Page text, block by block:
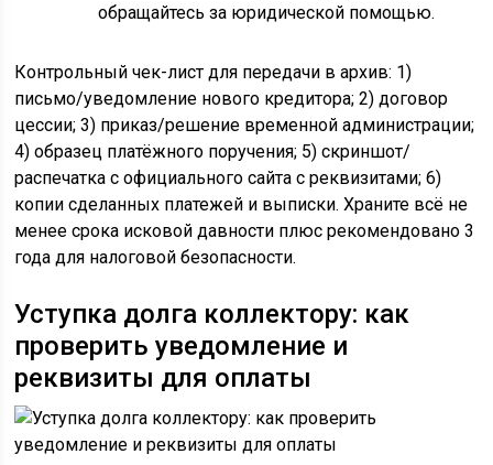
обращайтесь за юридической помощью.
Контрольный чек-лист для передачи в архив: 1)
письмо/уведомление нового кредитора; 2) договор
цессии; 3) приказ/решение временной администрации;
4) образец платёжного поручения; 5) скриншот/
распечатка с официального сайта с реквизитами; 6)
копии сделанных платежей и выписки. Храните всё не
менее срока исковой давности плюс рекомендовано 3
года для налоговой безопасности.
Уступка долга коллектору: как
проверить уведомление и
реквизиты для оплаты